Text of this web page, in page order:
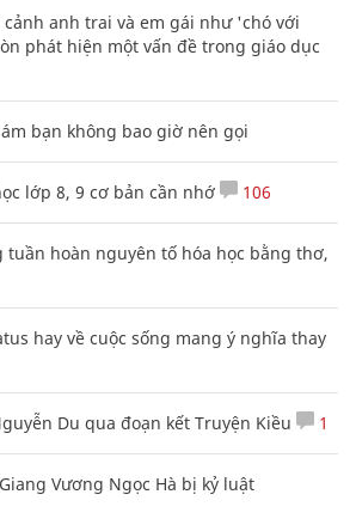
anh trai và em gái như 'chó với
phát hiện một vấn đề trong giáo dục
bạn không bao giờ nên gọi
lớp 8, 9 cơ bản cần nhớ 106
tuần hoàn nguyên tố hóa học bằng thơ,
hay về cuộc sống mang ý nghĩa thay
Du qua đoạn kết Truyện Kiều 1
Vương Ngọc Hà bị kỷ luật